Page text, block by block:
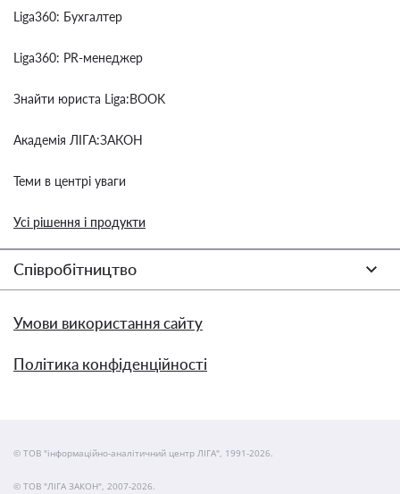
Liga360: Бухгалтер
Liga360: PR-менеджер
Знайти юриста Liga:BOOK
Академія ЛІГА:ЗАКОН
Теми в центрі уваги
Усі рішення і продукти
Співробітництво
Умови використання сайту
Політика конфіденційності
© ТОВ "інформаційно-аналітичний центр ЛІГА", 1991-2026.
© ТОВ "ЛІГА ЗАКОН", 2007-2026.